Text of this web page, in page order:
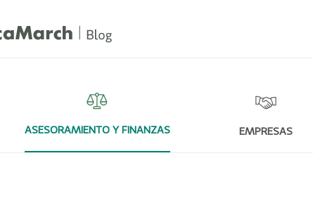
ASESORAMIENTO Y FINANZAS EMPRESAS